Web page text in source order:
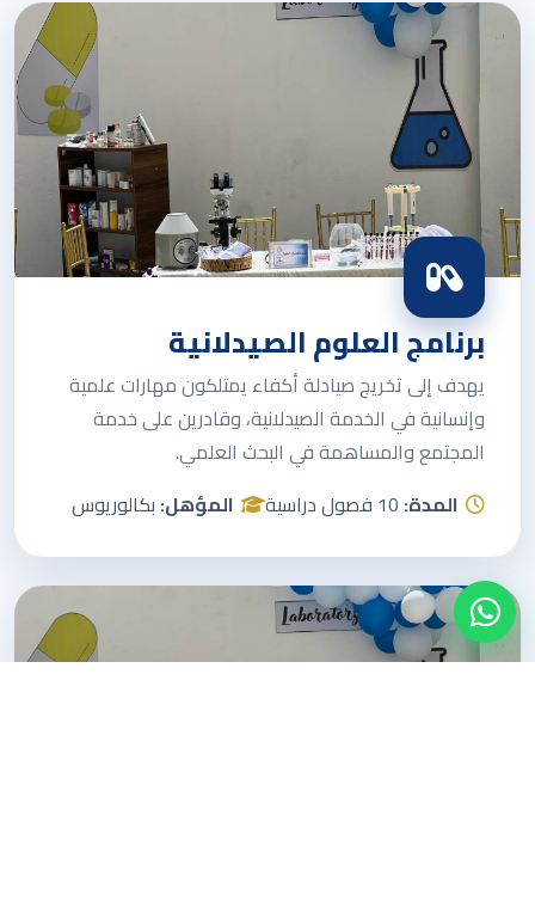
برنامج العلوم الصيدلانية
يهدف إلى تخريج صيادلة أكفاء يمتلكون مهارات علمية
وإنسانية في الخدمة الصيدلانية، وقادرين على خدمة
المجتمع والمساهمة في البحث العلمي.
المدة:10 فصول دراسية المؤهل:بكالوريوس